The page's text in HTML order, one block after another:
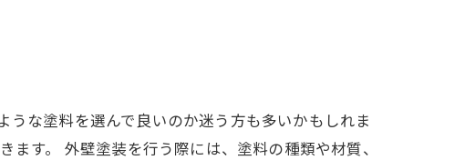
な塗料を選んで良いのか迷う方も多いかもしれま
す。 外壁塗装を行う際には、塗料の種類や材質、